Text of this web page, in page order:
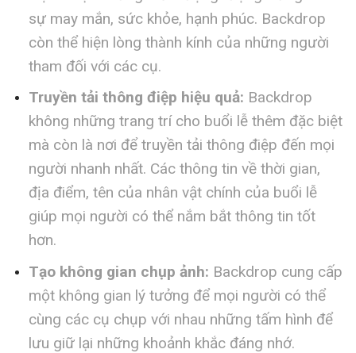
sự may mắn, sức khỏe, hạnh phúc. Backdrop
còn thể hiện lòng thành kính của những người
tham đối với các cụ.
Truyền tải thông điệp hiệu quả: Backdrop
không những trang trí cho buổi lễ thêm đặc biệt
mà còn là nơi để truyền tải thông điệp đến mọi
người nhanh nhất. Các thông tin về thời gian,
địa điểm, tên của nhân vật chính của buổi lễ
giúp mọi người có thể nắm bắt thông tin tốt
hơn.
Tạo không gian chụp ảnh: Backdrop cung cấp
một không gian lý tưởng để mọi người có thể
cùng các cụ chụp với nhau những tấm hình để
lưu giữ lại những khoảnh khắc đáng nhớ.